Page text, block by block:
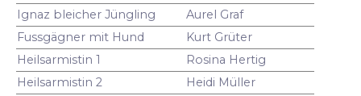
Ignaz bleicher Jüngling
Aurel Graf
Fussgägner mit Hund
Kurt Grüter
Heilsarmistin 1
Rosina Hertig
Heilsarmistin 2
Heidi Müller